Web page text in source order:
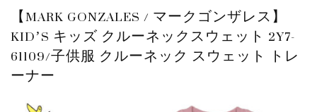
【MARK GONZALES / マークゴンザレス】
KID’S キッズ クルーネックスウェット 2Y7-
61109/子供服 クルーネック スウェット トレ
ーナー